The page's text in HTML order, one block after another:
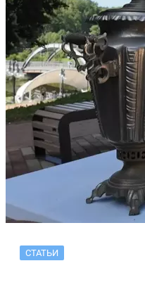
СТАТЬИ